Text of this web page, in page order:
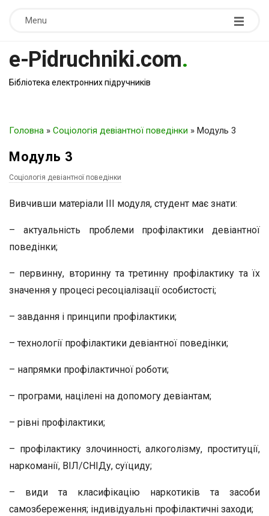
Menu
e-Pidruchniki.com.
Бібліотека електронних підручників
Головна » Соціологія девіантної поведінки » Модуль 3
Модуль 3
Соціологія девіантної поведінки
Вивчивши матеріали III модуля, студент має знати:
– актуальність проблеми профілактики девіантної
поведінки;
– первинну, вторинну та третинну профілактику та їх
значення у процесі ресоціалізації особистості;
– завдання і принципи профілактики;
– технології профілактики девіантної поведінки;
– напрямки профілактичної роботи;
– програми, націлені на допомогу девіантам;
– рівні профілактики;
– профілактику злочинності, алкоголізму, проституції,
наркоманії, ВІЛ/СНІДу, суїциду;
– види та класифікацію наркотиків та засоби
самозбереження; індивідуальні профілактичні заходи;